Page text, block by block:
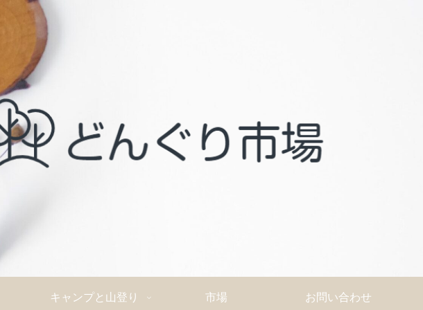
キャンプと山登り 市場 お問い合わせ